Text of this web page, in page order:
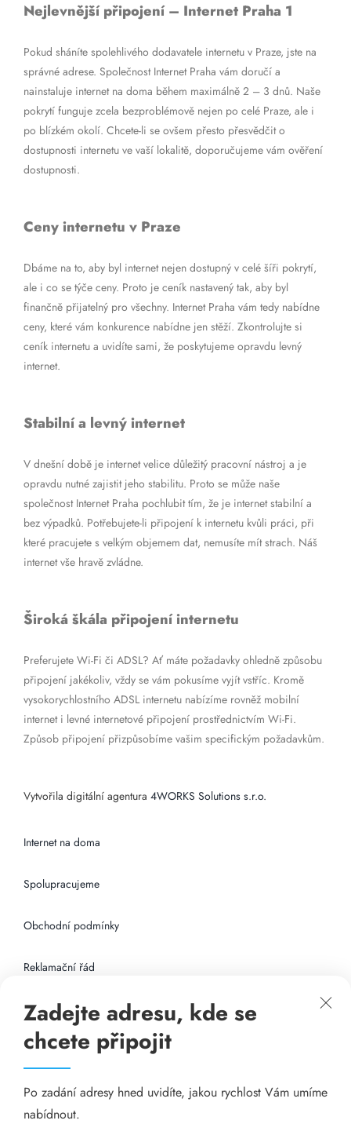
Nejlevnější připojení – Internet Praha 1
Pokud sháníte spolehlivého dodavatele internetu v Praze, jste na
správné adrese. Společnost Internet Praha vám doručí a
nainstaluje internet na doma během maximálně 2 – 3 dnů. Naše
pokrytí funguje zcela bezproblémově nejen po celé Praze, ale i
po blízkém okolí. Chcete-li se ovšem přesto přesvědčit o
dostupnosti internetu ve vaší lokalitě, doporučujeme vám ověření
dostupnosti.
Ceny internetu v Praze
Dbáme na to, aby byl internet nejen dostupný v celé šíři pokrytí,
ale i co se týče ceny. Proto je ceník nastavený tak, aby byl
finančně přijatelný pro všechny. Internet Praha vám tedy nabídne
ceny, které vám konkurence nabídne jen stěží. Zkontrolujte si
ceník internetu a uvidíte sami, že poskytujeme opravdu levný
internet.
Stabilní a levný internet
V dnešní době je internet velice důležitý pracovní nástroj a je
opravdu nutné zajistit jeho stabilitu. Proto se může naše
společnost Internet Praha pochlubit tím, že je internet stabilní a
bez výpadků. Potřebujete-li připojení k internetu kvůli práci, při
které pracujete s velkým objemem dat, nemusíte mít strach. Náš
internet vše hravě zvládne.
Široká škála připojení internetu
Preferujete Wi-Fi či ADSL? Ať máte požadavky ohledně způsobu
připojení jakékoliv, vždy se vám pokusíme vyjít vstříc. Kromě
vysokorychlostního ADSL internetu nabízíme rovněž mobilní
internet i levné internetové připojení prostřednictvím Wi-Fi.
Způsob připojení přizpůsobíme vašim specifickým požadavkům.
Vytvořila digitální agentura 4WORKS Solutions s.r.o.
Internet na doma
Spolupracujeme
Obchodní podmínky
Reklamační řád
Připojení k internetu
Odkazy
Katalog A-seznam.cz
Zadejte adresu, kde se
chcete připojit
Po zadání adresy hned uvidíte, jakou rychlost Vám umíme
nabídnout.